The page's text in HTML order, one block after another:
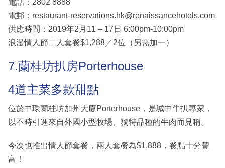
電話：2802 8888
電郵：restaurant-reservations.hk@renaissancehotels.com
供應時間：2019年2月11 – 17日 6:00pm-10:00pm
浪漫情人節二人套餐$1,288／2位（另需加一）
7.蘭桂坊扒房Porterhouse
4道主菜多款甜點
位於中環蘭桂坊加州大廈Porterhouse，是城中牛扒專家，
以不時引進來自外國小型牧場、獨特品種的牛肉而見稱。
今次也推出情人節套餐，兩人套餐為$1,888，餐點十分豐
富！